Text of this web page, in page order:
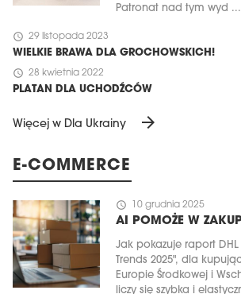
Patronat nad tym wyd ...
schedule 29 listopada 2023
WIELKIE BRAWA DLA GROCHOWSKICH!
schedule 28 kwietnia 2022
PLATAN DLA UCHODŹCÓW
Więcej w Dla Ukrainy arrow_forward
E-COMMERCE
schedule 10 grudnia 2025
AI POMOŻE W
Jak pokazuje raport
Trends 2025", dla
Europie Środkowej i
liczy się szybka i